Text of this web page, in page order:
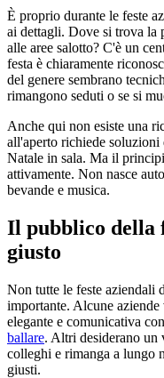
È proprio durante le feste
ai dettagli. Dove si trova la
alle aree salotto? C'è un
festa è chiaramente
del genere sembrano
rimangono seduti o se si
Anche qui non esiste una
all'aperto richiede soluzioni
Natale in sala. Ma il
attivamente. Non nasce
bevande e musica.
Il pubblico della
giusto
Non tutte le feste aziendali
importante. Alcune aziende
elegante e comunicativa
ballare. Altri desiderano un
colleghi e rimanga a lungo
giusti.